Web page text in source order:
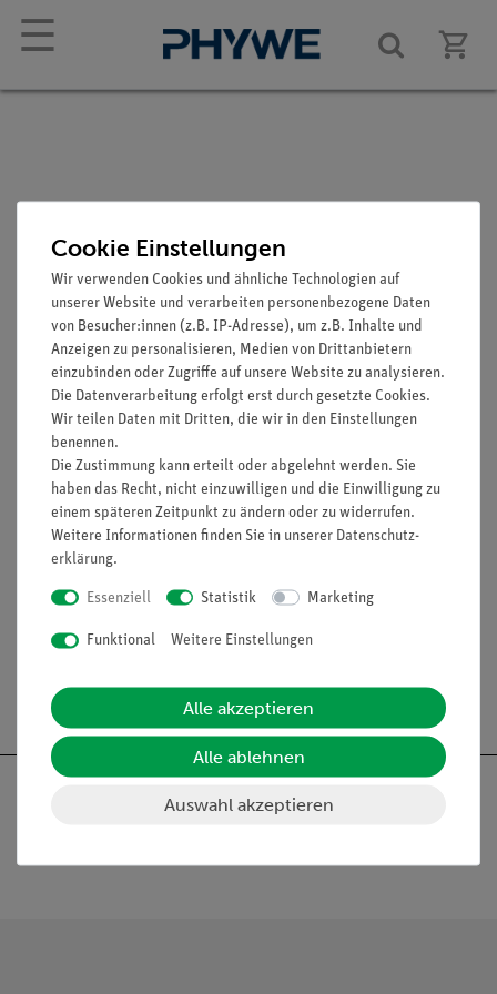
☰
Artikel-Nr.: SOM-ZOS-1011
Funktion und Verwendung
Pelobates fuscus. In natürlicher Größe, aus SOMSO-
Plast®. Nach Studiendirektor Christian Groß. Mit
einer transparenten Staubschutzhaube. Schachtelmaße:
Cookie Einstellungen
Wir verwenden Cookies und ähnliche Technologien auf
unserer Website und verarbeiten personenbezogene Daten
von Besucher:innen (z.B. IP-Adresse), um z.B. Inhalte und
Anzeigen zu personalisieren, Medien von Drittanbietern
einzubinden oder Zugriffe auf unsere Website zu analysieren.
Die Datenverarbeitung erfolgt erst durch gesetzte Cookies.
Wir teilen Daten mit Dritten, die wir in den Einstellungen
benennen.
Die Zustimmung kann erteilt oder abgelehnt werden. Sie
haben das Recht, nicht einzuwilligen und die Einwilligung zu
einem späteren Zeitpunkt zu ändern oder zu widerrufen.
Weitere Informationen finden Sie in unserer Daten­schutz­
erklärung.
Essenziell Statistik Marketing
Funktional Weitere Einstellungen
Alle akzeptieren
Alle ablehnen
Auswahl akzeptieren